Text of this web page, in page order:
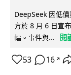
DeepSeek 因低
方於 8 月 6 日宣
幅。事件與...
閱
53 16 ↗